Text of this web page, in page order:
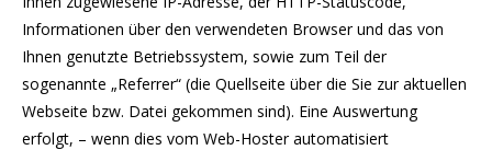
Informationen über den verwendeten Browser und das von
Ihnen genutzte Betriebssystem, sowie zum Teil der
sogenannte „Referrer“ (die Quellseite über die Sie zur aktuellen
Webseite bzw. Datei gekommen sind). Eine Auswertung
erfolgt, – wenn dies vom Web-Hoster automatisiert